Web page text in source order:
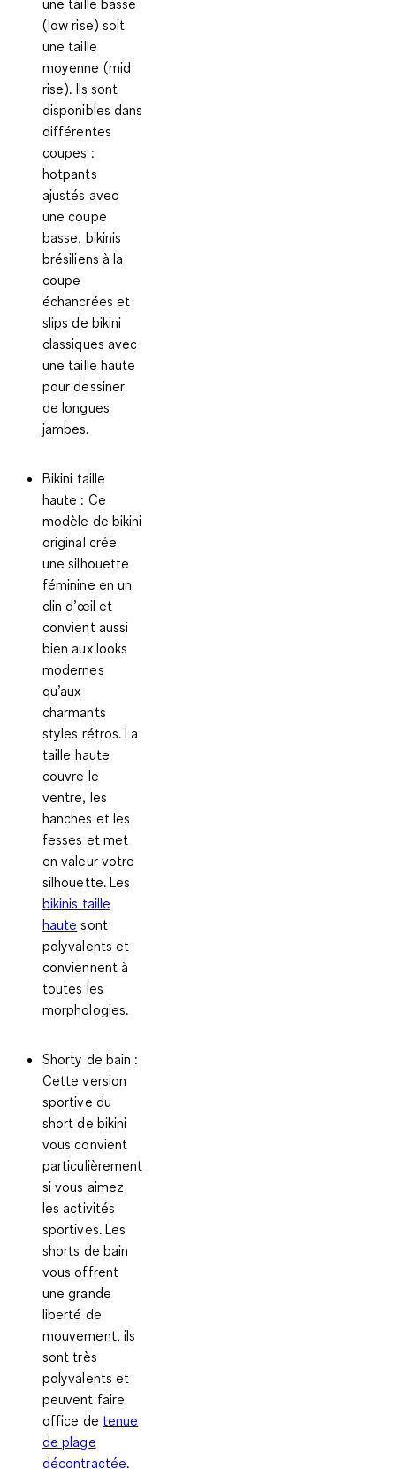
(low rise) soit
une taille
moyenne (mid
rise). Ils sont
disponibles dans
différentes
coupes :
hotpants
ajustés avec
une coupe
basse, bikinis
brésiliens à la
coupe
échancrées et
slips de bikini
classiques avec
une taille haute
pour dessiner
de longues
jambes.
Bikini taille
haute : Ce
modèle de bikini
original crée
une silhouette
féminine en un
clin d’œil et
convient aussi
bien aux looks
modernes
qu’aux
charmants
styles rétros. La
taille haute
couvre le
ventre, les
hanches et les
fesses et met
en valeur votre
silhouette. Les
bikinis taille
haute sont
polyvalents et
conviennent à
toutes les
morphologies.
Shorty de bain :
Cette version
sportive du
short de bikini
vous convient
particulièrement
si vous aimez
les activités
sportives. Les
shorts de bain
vous offrent
une grande
liberté de
mouvement, ils
sont très
polyvalents et
peuvent faire
office de tenue
de plage
décontractée.